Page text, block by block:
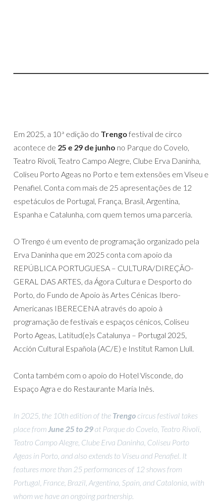
Em 2025, a 10ª edição do Trengo festival de circo
acontece de 25 e 29 de junho no Parque do Covelo,
Teatro Rivoli, Teatro Campo Alegre, Clube Erva Daninha,
Coliseu Porto Ageas no Porto e tem extensões em Viseu e
Penafiel. Conta com mais de 25 apresentações de 12
espetáculos de Portugal, França, Brasil, Argentina,
Espanha e Catalunha, com quem temos uma parceria.
O Trengo é um evento de programação organizado pela
Erva Daninha que em 2025 conta com apoio da
REPÚBLICA PORTUGUESA – CULTURA/DIREÇÃO-
GERAL DAS ARTES, da Ágora Cultura e Desporto do
Porto, do Fundo de Apoio às Artes Cénicas Ibero-
Americanas IBERECENA através do apoio à
programação de festivais e espaços cénicos, Coliseu
Porto Ageas, Latitud(e)s Catalunya – Portugal 2025,
Acción Cultural Española (AC/E) e Institut Ramon Llull.
Conta também com o apoio do Hotel Visconde, do
Espaço Agra e do Restaurante Maria Inês.
In 2025, the 10th edition of the Trengocircus festival takes
place from June 25 to 29at Parque do Covelo, Teatro Rivoli,
Teatro Campo Alegre, Clube Erva Daninha, Coliseu Porto
Ageas in Porto, and also extends to Viseu and Penafiel. It
features more than 25 performances of 12 shows from
Portugal, France, Brazil, Argentina, Spain, and Catalonia, with
whom we have an ongoing partnership.